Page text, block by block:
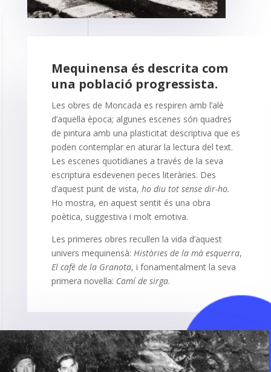
Mequinensa és descrita com
una població progressista.
Les obres de Moncada es respiren amb l’alè
d’aquella època; algunes escenes són quadres
de pintura amb una plasticitat descriptiva que es
poden contemplar en aturar la lectura del text.
Les escenes quotidianes a través de la seva
escriptura esdevenen peces literàries. Des
d’aquest punt de vista, ho diu tot sense dir-ho.
Ho mostra, en aquest sentit és una obra
poètica, suggestiva i molt emotiva.
Les primeres obres recullen la vida d’aquest
univers mequinensà: Històries de la mà esquerra,
El cafè de la Granota, i fonamentalment la seva
primera novel·la: Camí de sirga.